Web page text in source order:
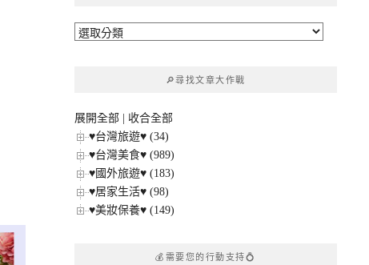
🔎
🔎尋找文章大作戰
展開全部
收合全部
♥台灣旅遊♥ (34)
♥台灣美食♥ (989)
♥國外旅遊♥ (183)
♥居家生活♥ (98)
♥美妝保養♥ (149)
💰需要您的行動支持💍